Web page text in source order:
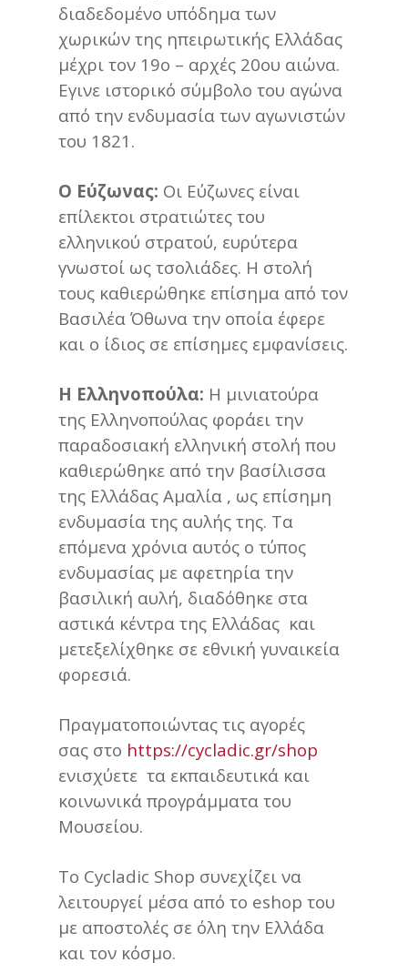
διαδεδομένο υπόδημα των
χωρικών της ηπειρωτικής Ελλάδας
μέχρι τον 19ο – αρχές 20ου αιώνα.
Εγινε ιστορικό σύμβολο του αγώνα
από την ενδυμασία των αγωνιστών
του 1821.
Ο Εύζωνας: Οι Εύζωνες είναι
επίλεκτοι στρατιώτες του
ελληνικού στρατού, ευρύτερα
γνωστοί ως τσολιάδες. Η στολή
τους καθιερώθηκε επίσημα από τον
Βασιλέα Όθωνα την οποία έφερε
και ο ίδιος σε επίσημες εμφανίσεις.
Η Ελληνοπούλα: Η μινιατούρα
της Ελληνοπούλας φοράει την
παραδοσιακή ελληνική στολή που
καθιερώθηκε από την βασίλισσα
της Ελλάδας Αμαλία , ως επίσημη
ενδυμασία της αυλής της. Τα
επόμενα χρόνια αυτός ο τύπος
ενδυμασίας με αφετηρία την
βασιλική αυλή, διαδόθηκε στα
αστικά κέντρα της Ελλάδας και
μετεξελίχθηκε σε εθνική γυναικεία
φορεσιά.
Πραγματοποιώντας τις αγορές
σας στο https://cycladic.gr/shop
ενισχύετε τα εκπαιδευτικά και
κοινωνικά προγράμματα του
Μουσείου.
Το Cycladic Shop συνεχίζει να
λειτουργεί μέσα από το eshop του
με αποστολές σε όλη την Ελλάδα
και τον κόσμο.